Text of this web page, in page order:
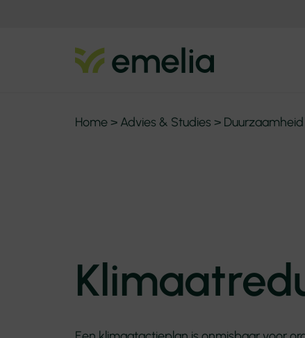
Home > Advies & Studies > Duurzaamheid